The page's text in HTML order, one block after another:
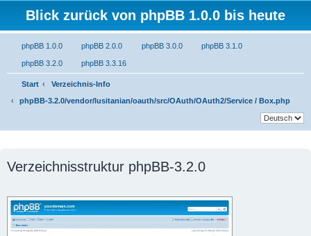
Blick zurück von phpBB 1.0.0 bis heute
phpBB 1.0.0 phpBB 2.0.0 phpBB 3.0.0 phpBB 3.1.0
phpBB 3.2.0 phpBB 3.3.16
Start
Verzeichnis-Info
phpBB-3.2.0/vendor/lusitanian/oauth/src/OAuth/OAuth2/Service / Box.php
Verzeichnisstruktur phpBB-3.2.0